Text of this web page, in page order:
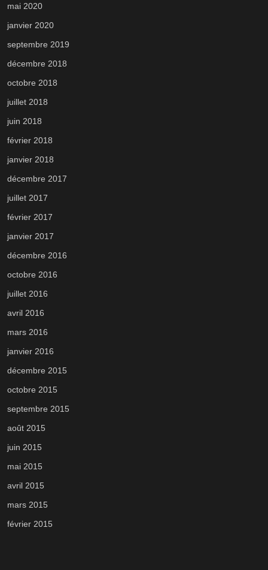
mai 2020
janvier 2020
septembre 2019
décembre 2018
octobre 2018
juillet 2018
juin 2018
février 2018
janvier 2018
décembre 2017
juillet 2017
février 2017
janvier 2017
décembre 2016
octobre 2016
juillet 2016
avril 2016
mars 2016
janvier 2016
décembre 2015
octobre 2015
septembre 2015
août 2015
juin 2015
mai 2015
avril 2015
mars 2015
février 2015